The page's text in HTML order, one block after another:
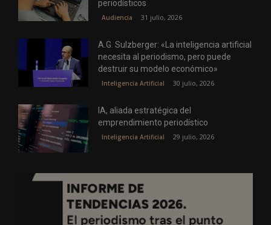
periodísticos
Audiencia 31 julio, 2026
A.G. Sulzberger: «La inteligencia artificial
necesita al periodismo, pero puede
destruir su modelo económico»
Inteligencia Artificial 30 julio, 2026
IA, aliada estratégica del
emprendimiento periodístico
Inteligencia Artificial 29 julio, 2026